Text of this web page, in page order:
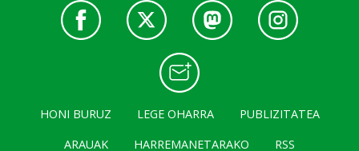
HONI BURUZ LEGE OHARRA
PUBLIZITATEA
ARAUAK
HARREMANETARAKO RSS